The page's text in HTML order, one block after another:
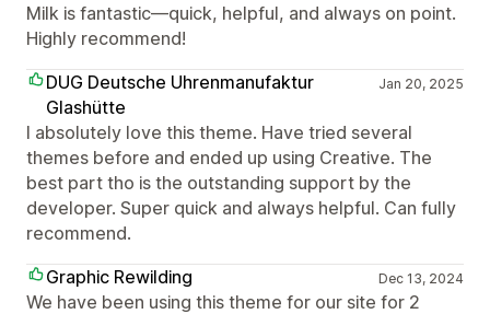
Milk is fantastic—quick, helpful, and always on point.
Highly recommend!
DUG Deutsche Uhrenmanufaktur
Glashütte
Jan 20, 2025
I absolutely love this theme. Have tried several
themes before and ended up using Creative. The
best part tho is the outstanding support by the
developer. Super quick and always helpful. Can fully
recommend.
Graphic Rewilding
Dec 13, 2024
We have been using this theme for our site for 2